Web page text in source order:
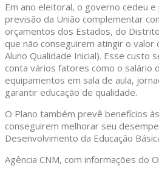
Em ano eleitoral, o governo cedeu
previsão da União complementar
orçamentos dos Estados, do
que não conseguirem atingir o valor
Aluno Qualidade Inicial). Esse custo
conta vários fatores como o salário
equipamentos em sala de aula,
garantir educação de qualidade.
O Plano também prevê benefícios
conseguirem melhorar seu
Desenvolvimento da Educação
Agência CNM, com informações do